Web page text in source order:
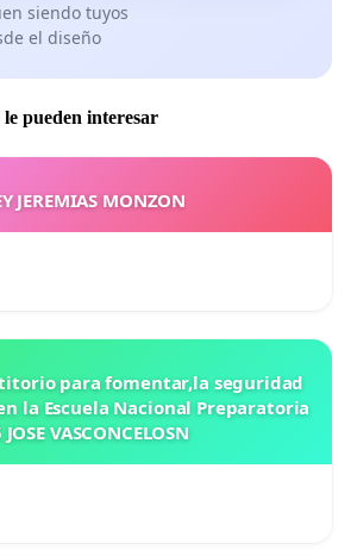
siendo tuyos
el diseño
pueden interesar
JEREMIAS MONZON
para fomentar,la seguridad
la Escuela Nacional Preparatoria
VASCONCELOSN